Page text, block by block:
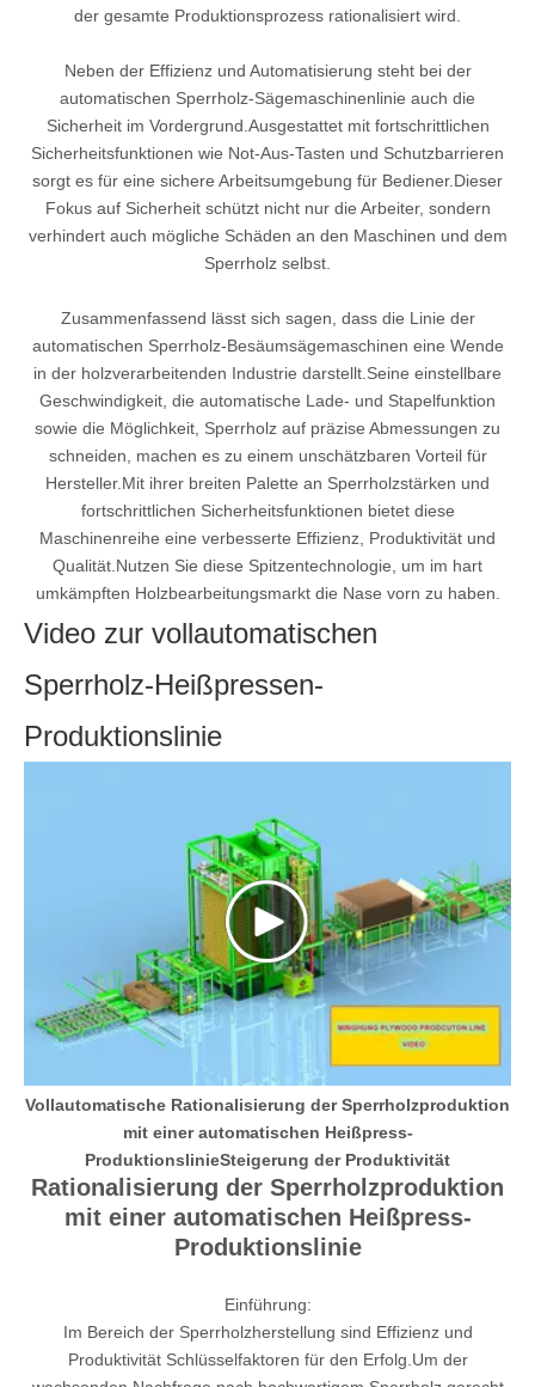
der gesamte Produktionsprozess rationalisiert wird.
Neben der Effizienz und Automatisierung steht bei der
automatischen Sperrholz-Sägemaschinenlinie auch die
Sicherheit im Vordergrund.Ausgestattet mit fortschrittlichen
Sicherheitsfunktionen wie Not-Aus-Tasten und Schutzbarrieren
sorgt es für eine sichere Arbeitsumgebung für Bediener.Dieser
Fokus auf Sicherheit schützt nicht nur die Arbeiter, sondern
verhindert auch mögliche Schäden an den Maschinen und dem
Sperrholz selbst.
Zusammenfassend lässt sich sagen, dass die Linie der
automatischen Sperrholz-Besäumsägemaschinen eine Wende
in der holzverarbeitenden Industrie darstellt.Seine einstellbare
Geschwindigkeit, die automatische Lade- und Stapelfunktion
sowie die Möglichkeit, Sperrholz auf präzise Abmessungen zu
schneiden, machen es zu einem unschätzbaren Vorteil für
Hersteller.Mit ihrer breiten Palette an Sperrholzstärken und
fortschrittlichen Sicherheitsfunktionen bietet diese
Maschinenreihe eine verbesserte Effizienz, Produktivität und
Qualität.Nutzen Sie diese Spitzentechnologie, um im hart
umkämpften Holzbearbeitungsmarkt die Nase vorn zu haben.
Video zur vollautomatischen
Sperrholz-Heißpressen-
Produktionslinie
Vollautomatische Rationalisierung der Sperrholzproduktion
mit einer automatischen Heißpress-
ProduktionslinieSteigerung der Produktivität
Rationalisierung der Sperrholzproduktion
mit einer automatischen Heißpress-
Produktionslinie
Einführung:
Im Bereich der Sperrholzherstellung sind Effizienz und
Produktivität Schlüsselfaktoren für den Erfolg.Um der